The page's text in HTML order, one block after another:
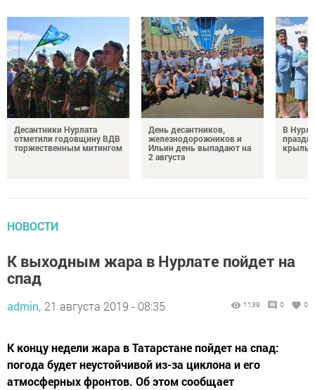
Десантники Нурлата
отметили годовщину ВДВ
торжественным митингом
День десантников,
железнодорожников и
Ильин день выпадают на
2 августа
В
НОВОСТИ
К выходным жара в Нурлате пойдет на
спад
admin, 21 августа 2019 - 08:35 1139 0 0
К концу недели жара в Татарстане пойдет на спад:
погода будет неустойчивой из-за циклона и его
атмосферных фронтов. Об этом сообщает